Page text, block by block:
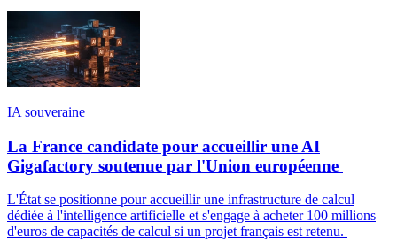
IA souveraine
La France candidate pour accueillir une AI
Gigafactory soutenue par l'Union européenne
L'État se positionne pour accueillir une infrastructure de calcul
dédiée à l'intelligence artificielle et s'engage à acheter 100 millions
d'euros de capacités de calcul si un projet français est retenu.